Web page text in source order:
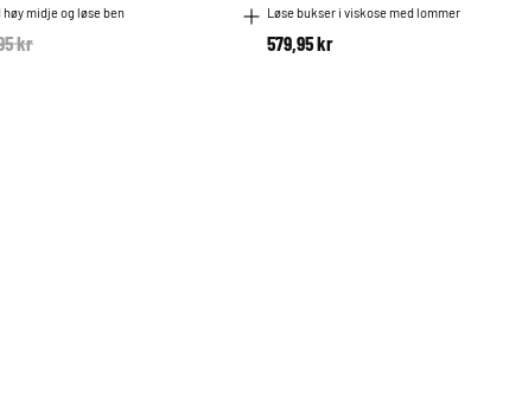
midje og løse ben
reduced from
kr
Løse bukser i viskose med lommer
579,95 kr